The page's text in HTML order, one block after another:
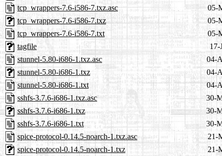
tcp_wrappers-7.6-i586-7.txz.asc
05-
tcp_wrappers-7.6-i586-7.txz
05-
tcp_wrappers-7.6-i586-7.txt
05-
tagfile
17-
stunnel-5.80-i686-1.txz.asc
04-
stunnel-5.80-i686-1.txz
04-
stunnel-5.80-i686-1.txt
04-
sshfs-3.7.6-i686-1.txz.asc
30-
sshfs-3.7.6-i686-1.txz
30-
sshfs-3.7.6-i686-1.txt
30-
spice-protocol-0.14.5-noarch-1.txz.asc
21-
spice-protocol-0.14.5-noarch-1.txz
21-